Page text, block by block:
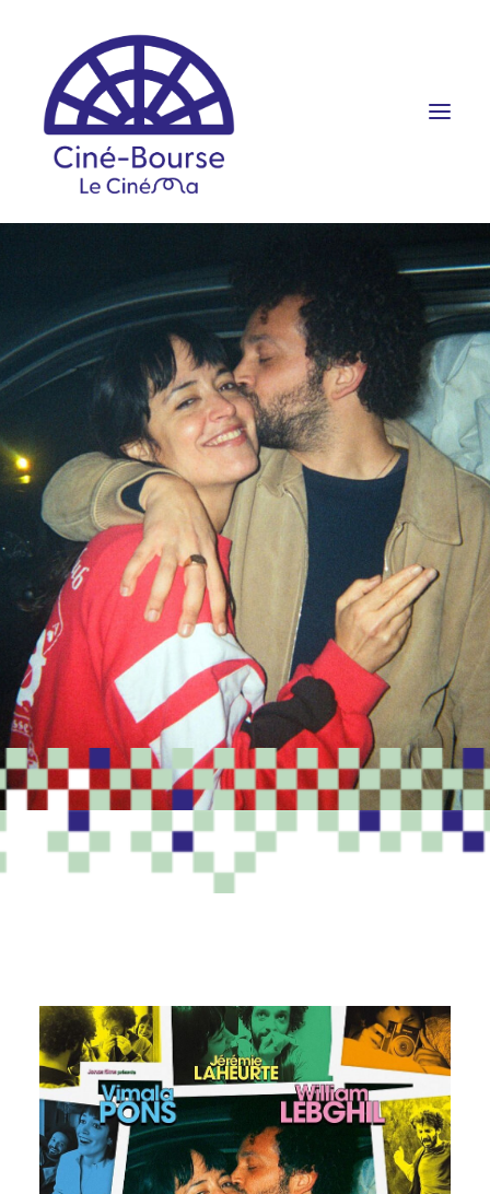
FILMS ET HORAIRES
ÉVÉNEMENTS
SCOLAIRES
RÉSERVATION
PROGRAMME